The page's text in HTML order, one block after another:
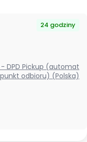
24 godziny
- DPD Pickup (automat
paczkowy | punkt odbioru) (Polska)